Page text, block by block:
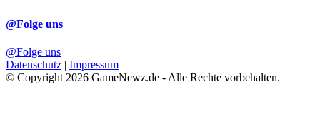
@Folge uns
@Folge uns
Datenschutz | Impressum
© Copyright 2026 GameNewz.de - Alle Rechte vorbehalten.